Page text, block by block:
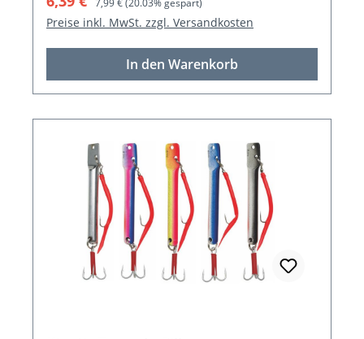
7,99 €(20.03% gespart)
Preise inkl. MwSt. zzgl. Versandkosten
In den Warenkorb